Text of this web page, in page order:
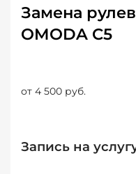
Замена
OMODA C5
от 4 500 руб.
Запись на